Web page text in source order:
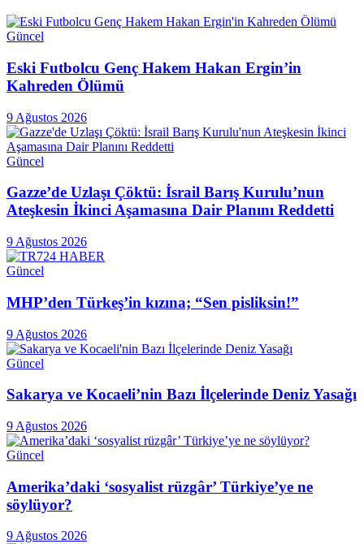
Güncel
Eski Futbolcu Genç Hakem Hakan Ergin’in
Kahreden Ölümü
9 Ağustos 2026
Güncel
Gazze’de Uzlaşı Çöktü: İsrail Barış Kurulu’nun
Ateşkesin İkinci Aşamasına Dair Planını Reddetti
9 Ağustos 2026
Güncel
MHP’den Türkeş’in kızına; “Sen pisliksin!”
9 Ağustos 2026
Güncel
Sakarya ve Kocaeli’nin Bazı İlçelerinde Deniz Yasağı
9 Ağustos 2026
Güncel
Amerika’daki ‘sosyalist rüzgâr’ Türkiye’ye ne
söylüyor?
9 Ağustos 2026